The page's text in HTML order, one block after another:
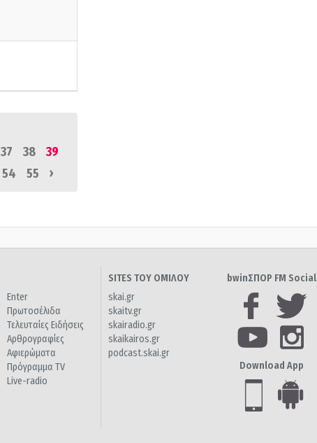
37 38
39
54 55 ›
Enter
Πρωτοσέλιδα
Τελευταίες Ειδήσεις
Αρθρογραφίες
Αφιερώματα
Πρόγραμμα TV
Live-radio
SITES ΤΟΥ ΟΜΙΛΟΥ
skai.gr
skaitv.gr
skairadio.gr
skaikairos.gr
podcast.skai.gr
bwinΣΠΟΡ FM Social
Download App